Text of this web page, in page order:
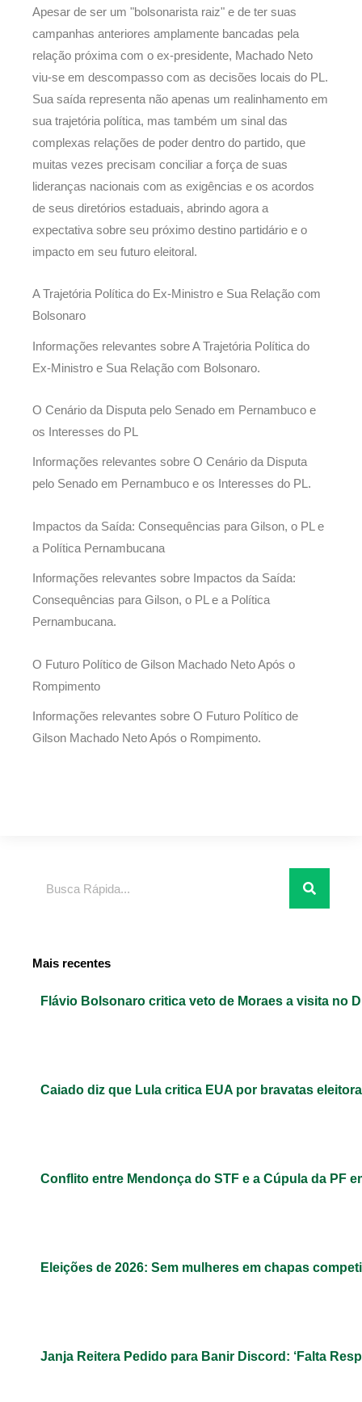
Apesar de ser um "bolsonarista raiz" e de ter suas
campanhas anteriores amplamente bancadas pela
relação próxima com o ex-presidente, Machado Neto
viu-se em descompasso com as decisões locais do PL.
Sua saída representa não apenas um realinhamento em
sua trajetória política, mas também um sinal das
complexas relações de poder dentro do partido, que
muitas vezes precisam conciliar a força de suas
lideranças nacionais com as exigências e os acordos
de seus diretórios estaduais, abrindo agora a
expectativa sobre seu próximo destino partidário e o
impacto em seu futuro eleitoral.
A Trajetória Política do Ex-Ministro e Sua Relação com
Bolsonaro
Informações relevantes sobre A Trajetória Política do
Ex-Ministro e Sua Relação com Bolsonaro.
O Cenário da Disputa pelo Senado em Pernambuco e
os Interesses do PL
Informações relevantes sobre O Cenário da Disputa
pelo Senado em Pernambuco e os Interesses do PL.
Impactos da Saída: Consequências para Gilson, o PL e
a Política Pernambucana
Informações relevantes sobre Impactos da Saída:
Consequências para Gilson, o PL e a Política
Pernambucana.
O Futuro Político de Gilson Machado Neto Após o
Rompimento
Informações relevantes sobre O Futuro Político de
Gilson Machado Neto Após o Rompimento.
Mais recentes
Flávio Bolsonaro critica veto de Moraes a visita no
Caiado diz que Lula critica EUA por bravatas
Conflito entre Mendonça do STF e a Cúpula da PF
Eleições de 2026: Sem mulheres em chapas
Janja Reitera Pedido para Banir Discord: ‘Falta